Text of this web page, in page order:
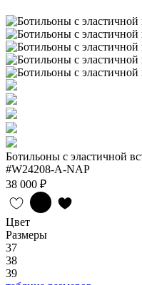
Ботильоны с эластичной
#W24208-A-NAP
38 000 ₽
Цвет
Размеры
37
38
39